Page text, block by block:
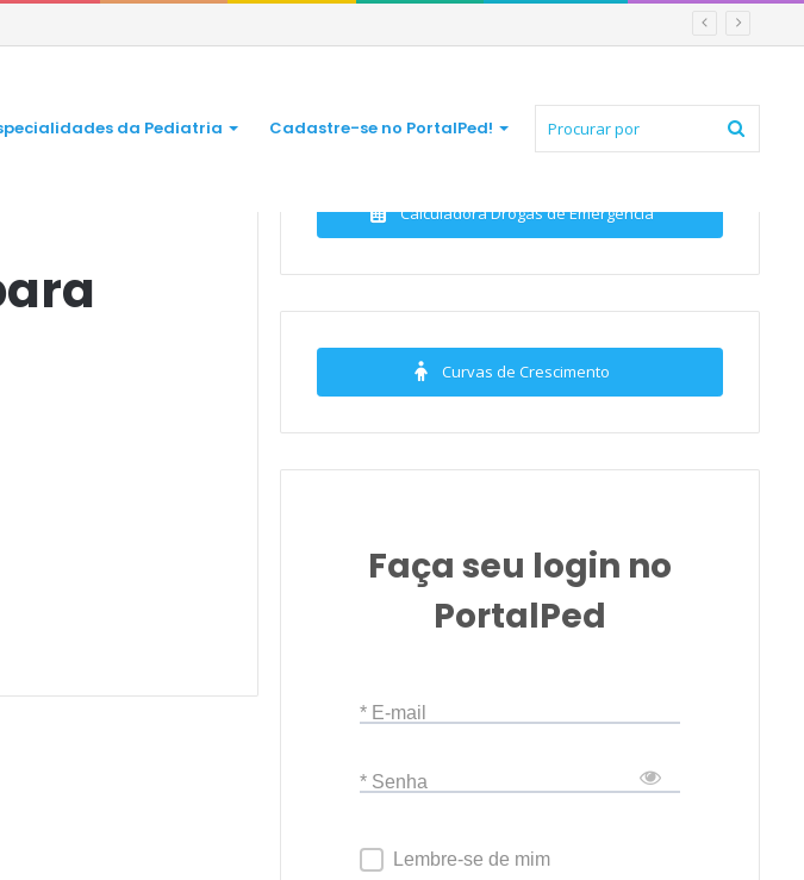
da Pediatria Cadastre-se no PortalPed!
Calculadora Drogas de Emergência
Curvas de Crescimento
Faça seu login no
PortalPed
* E-mail
* Senha
Lembre-se de mim